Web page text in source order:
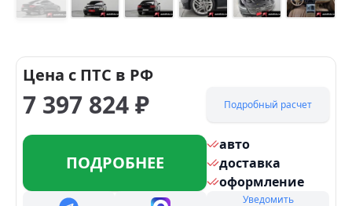
Цена с ПТС в РФ
7 397 824₽ Подробный расчет
ПОДРОБНЕЕ
авто
доставка
оформление
Уведомить